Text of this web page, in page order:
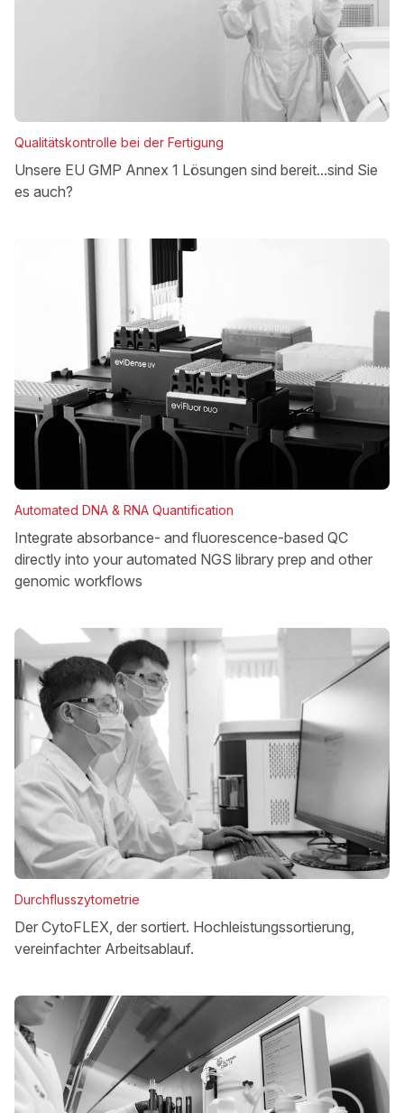
Qualitätskontrolle bei der Fertigung
Unsere EU GMP Annex 1 Lösungen sind bereit...sind Sie
es auch?
Automated DNA & RNA Quantification
Integrate absorbance- and fluorescence-based QC
directly into your automated NGS library prep and other
genomic workflows
Durchflusszytometrie
Der CytoFLEX, der sortiert. Hochleistungssortierung,
vereinfachter Arbeitsablauf.